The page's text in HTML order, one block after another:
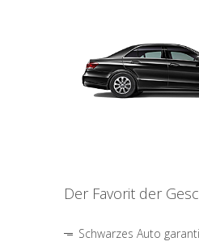
Der Favorit der
Schwarzes Auto